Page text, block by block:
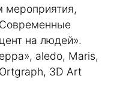
мероприятия,
на людей».
aledo, Maris,
3D Art